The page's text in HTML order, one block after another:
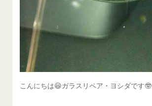
こんにちは😃ガラスリペア・ヨシダです🤓